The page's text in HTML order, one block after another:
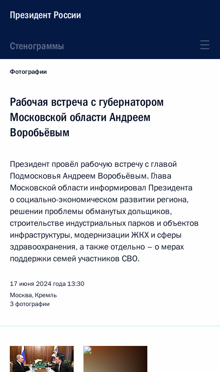
Президент России
Стенограммы
Фотографии
Рабочая встреча с губернатором
Московской области Андреем
Воробьёвым
Президент провёл рабочую встречу с главой
Подмосковья Андреем Воробьёвым. Глава
Московской области информировал Президента
о социально-экономическом развитии региона,
решении проблемы обманутых дольщиков,
строительстве индустриальных парков и объектов
инфраструктуры, модернизации ЖКХ и сферы
здравоохранения, а также отдельно – о мерах
поддержки семей участников СВО.
17 июня 2024 года 13:30
Москва, Кремль
3 фотографии